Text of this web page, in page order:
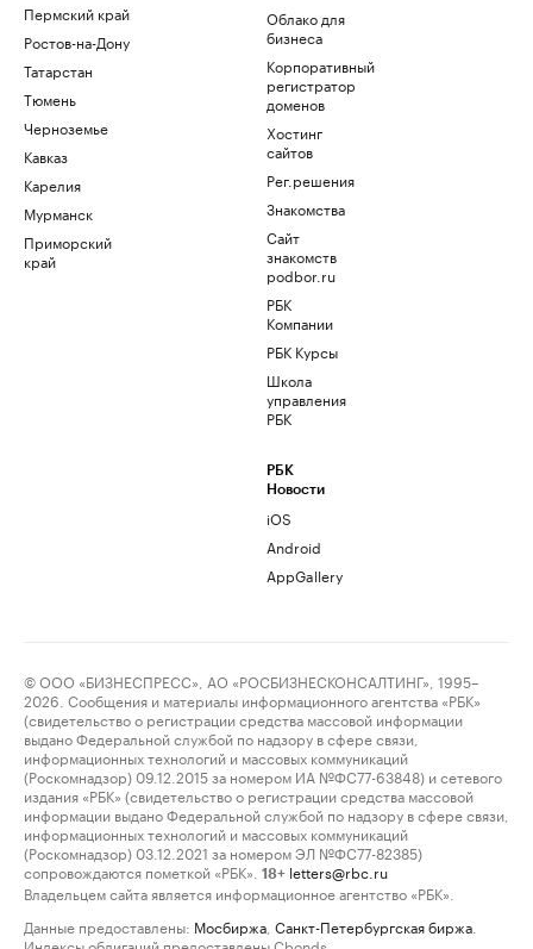
Пермский край
Ростов-на-Дону
Татарстан
Тюмень
Черноземье
Кавказ
Карелия
Мурманск
Приморский
край
Облако для
бизнеса
Корпоративный
регистратор
доменов
Хостинг
сайтов
Рег.решения
Знакомства
Сайт
знакомств
podbor.ru
РБК
Компании
РБК Курсы
Школа
управления
РБК
РБК
Новости
iOS
Android
AppGallery
© ООО «БИЗНЕСПРЕСС», АО «РОСБИЗНЕСКОНСАЛТИНГ», 1995–
2026. Сообщения и материалы информационного агентства «РБК»
(свидетельство о регистрации средства массовой информации
выдано Федеральной службой по надзору в сфере связи,
информационных технологий и массовых коммуникаций
(Роскомнадзор) 09.12.2015 за номером ИА №ФС77-63848) и сетевого
издания «РБК» (свидетельство о регистрации средства массовой
информации выдано Федеральной службой по надзору в сфере связи,
информационных технологий и массовых коммуникаций
(Роскомнадзор) 03.12.2021 за номером ЭЛ №ФС77-82385)
сопровождаются пометкой «РБК».
18+ letters@rbc.ru
Владельцем сайта является информационное агентство «РБК».
Данные предоставлены: Мосбиржа Санкт-Петербургская биржа